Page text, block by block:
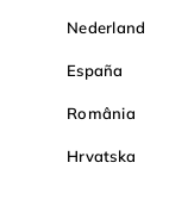
Nederland
España
România
Hrvatska